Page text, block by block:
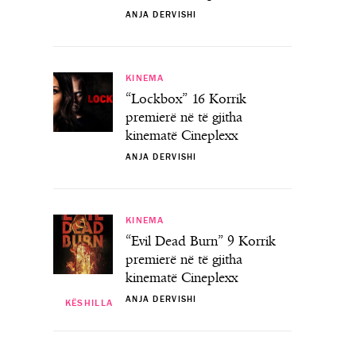
ANJA DERVISHI
KINEMA
“Lockbox” 16 Korrik
premierë në të gjitha
kinematë Cineplexx
ANJA DERVISHI
KINEMA
“Evil Dead Burn” 9 Korrik
premierë në të gjitha
kinematë Cineplexx
ANJA DERVISHI
KËSHILLA
KËSHILLA